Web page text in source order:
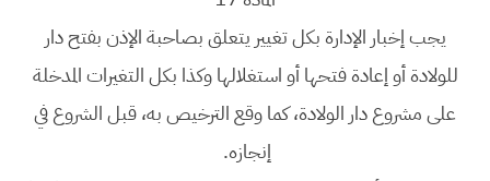
يجب إخبار الإدارة بكل تغيير يتعلق بصاحبة الإذن بفتح دار
للولادة أو إعادة فتحها أو استغلالها وكذا بكل التغيرات المدخلة
على مشروع دار الولادة، كما وقع الترخيص به، قبل الشروع في
إنجازه.